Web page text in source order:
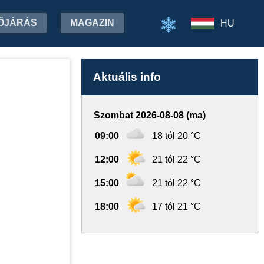
MAGAZIN HU
Aktuális info
Szombat 2026-08-08 (ma)
09:00 18 tól 20 °C
12:00 21 tól 22 °C
15:00 21 tól 22 °C
18:00 17 tól 21 °C